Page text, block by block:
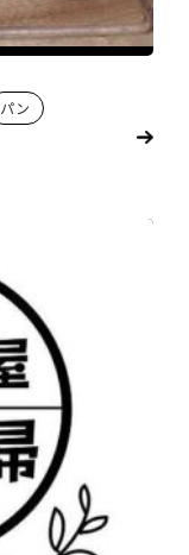
パン